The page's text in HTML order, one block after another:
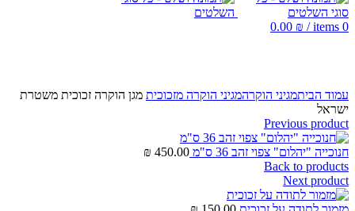
0
items
/
0.00 ₪
עמוד הביתמגיני הוקרהמגיני הוקרה מזכוכית מגן הוקרה זכוכית משטרת
ישראל
Previous product
חנוכייה "יהלום" צפוי זהב 36 ס"מ 450.00
₪
Back to products
Next product